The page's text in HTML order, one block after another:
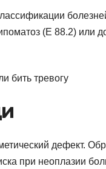
(Е 88.2) или
дефект.
при неоплазии